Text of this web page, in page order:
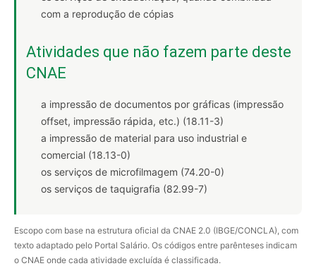
com a reprodução de cópias
Atividades que não fazem parte deste
CNAE
a impressão de documentos por gráficas (impressão
offset, impressão rápida, etc.) (18.11-3)
a impressão de material para uso industrial e
comercial (18.13-0)
os serviços de microfilmagem (74.20-0)
os serviços de taquigrafia (82.99-7)
Escopo com base na estrutura oficial da CNAE 2.0 (IBGE/CONCLA), com
texto adaptado pelo Portal Salário. Os códigos entre parênteses indicam
o CNAE onde cada atividade excluída é classificada.